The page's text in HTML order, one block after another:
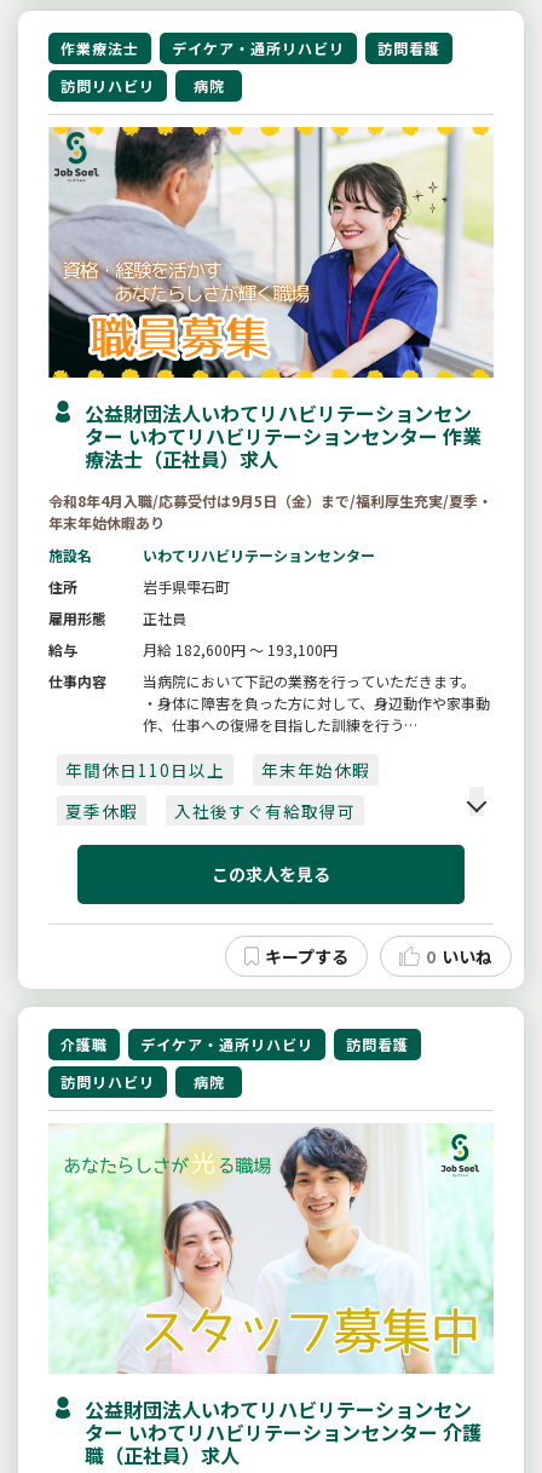
作業療法士 デイケア・通所リハビリ
訪問看護
訪問リハビリ
病院
公益財団法人いわてリハビリテーションセン
ター いわてリハビリテーションセンター 作業
療法士（正社員）求人
令和8年4月入職/応募受付は9月5日（金）まで/福利厚生充実/夏季・
年末年始休暇あり
施設名
いわてリハビリテーションセンター
住所
岩手県雫石町
雇用形態
正社員
給与
月給 182,600円 ～ 193,100円
仕事内容
当病院において下記の業務を行っていただきます。
・身体に障害を負った方に対して、身辺動作や家事動
作、仕事への復帰を目指した訓練を行う
＊作業療法士免許の受験資格を取得見込みの方も応募
（令和８年３月末日までに）
年間休日110日以上
年末年始休暇
夏季休暇
入社後すぐ有給取得可
賞与あり
4月入職可
日勤のみ
未経験可
この求人を見る
0 いいね
介護職 デイケア・通所リハビリ
訪問看護
訪問リハビリ
病院
公益財団法人いわてリハビリテーションセン
ター いわてリハビリテーションセンター 介護
職（正社員）求人